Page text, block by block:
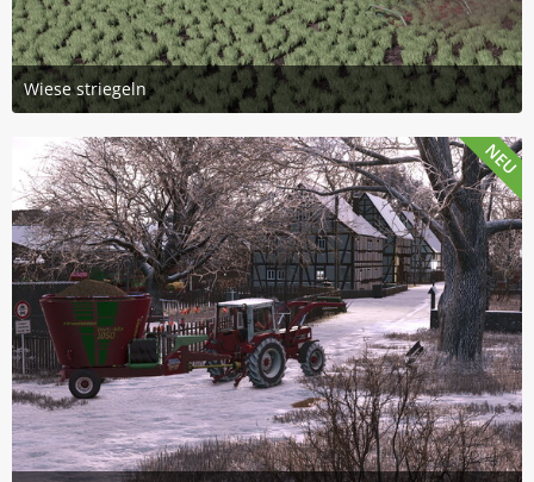
Wiese striegeln
1. August 2026 um 12:40
2
NEU